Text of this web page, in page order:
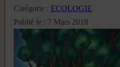
Catégorie : ECOLOGIE
Publié le : 7 Mars 2018